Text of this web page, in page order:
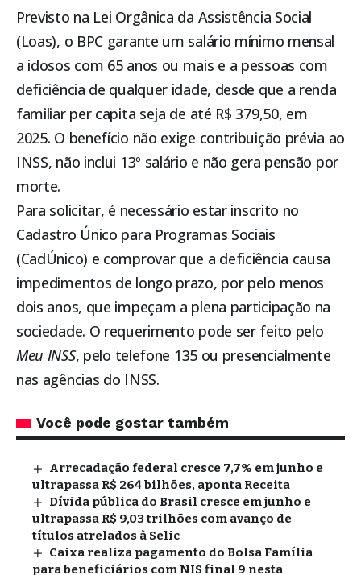
Previsto na Lei Orgânica da Assistência Social
(Loas), o BPC garante um salário mínimo mensal
a idosos com 65 anos ou mais e a pessoas com
deficiência de qualquer idade, desde que a renda
familiar per capita seja de até R$ 379,50, em
2025. O benefício não exige contribuição prévia ao
INSS, não inclui 13º salário e não gera pensão por
morte.
Para solicitar, é necessário estar inscrito no
Cadastro Único para Programas Sociais
(CadÚnico) e comprovar que a deficiência causa
impedimentos de longo prazo, por pelo menos
dois anos, que impeçam a plena participação na
sociedade. O requerimento pode ser feito pelo
Meu INSS, pelo telefone 135 ou presencialmente
nas agências do INSS.
Você pode gostar também
Arrecadação federal cresce 7,7% em junho e
ultrapassa R$ 264 bilhões, aponta Receita
Dívida pública do Brasil cresce em junho e
ultrapassa R$ 9,03 trilhões com avanço de
títulos atrelados à Selic
Caixa realiza pagamento do Bolsa Família
para beneficiários com NIS final 9 nesta